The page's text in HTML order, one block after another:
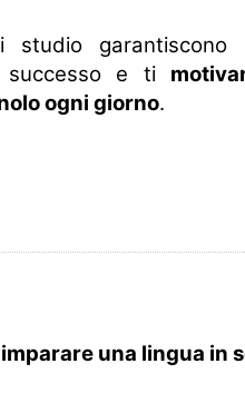
garantiscono
e ti
ogni giorno.
una lingua in